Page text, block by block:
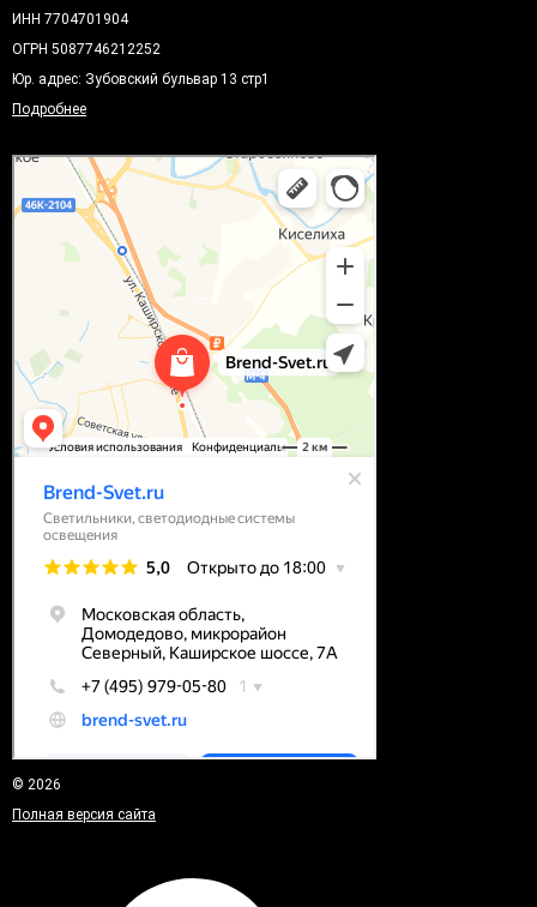
ИНН 7704701904
ОГРН 5087746212252
Юр. адрес: Зубовский бульвар 13 стр1
Подробнее
© 2026
Полная версия сайта